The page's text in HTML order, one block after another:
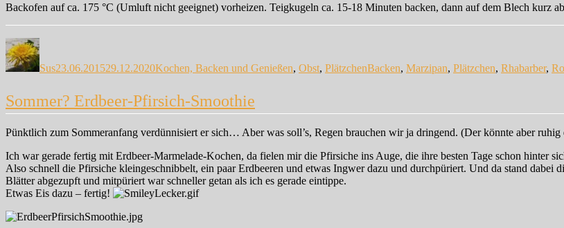
Backofen auf ca. 175 °C (Umluft nicht geeignet) vorheizen. Teigkugeln ca. 15-18 Minuten backen, dann auf dem Blech kurz
Autor
Sus23.06.201529.12.2020Kochen, Backen und Genießen, Obst, PlätzchenBacken, Marzipan, Plätzchen, Rhabarber,
Sommer? Erdbeer-Pfirsich-Smoothie
Pünktlich zum Sommeranfang verdünnisiert er sich… Aber was soll’s, Regen brauchen wir ja dringend. (Der könnte aber
Ich war gerade fertig mit Erdbeer-Marmelade-Kochen, da fielen mir die Pfirsiche ins Auge, die ihre besten Tage schon hinter
Also schnell die Pfirsiche kleingeschnibbelt, ein paar Erdbeeren und etwas Ingwer dazu und durchpüriert. Und da stand
Blätter abgezupft und mitpüriert war schneller getan als ich es gerade eintippe.
Etwas Eis dazu – fertig!